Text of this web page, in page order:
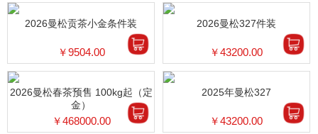
2026曼松贡茶小金条件装
￥9504.00
2026曼松327件装
￥43200.00
2026曼松春茶预售 100kg起（定
金）
￥468000.00
2025年曼松327
￥43200.00